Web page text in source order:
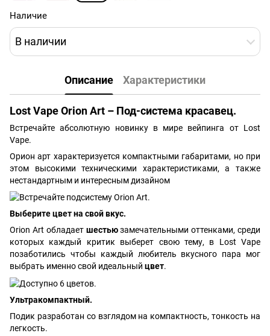
Наличие
В наличии
Описание Характеристики
Lost Vape Orion Art – Под-система красавец.
Встречайте абсолютную новинку в мире вейпинга от Lost
Vape.
Орион арт характеризуется компактными габаритами, но при
этом высокими техническими характеристиками, а также
нестандартным и интересным дизайном
Выберите цвет на свой вкус.
Orion Art обладает шестьюзамечательными оттенками, среди
которых каждый критик выберет свою тему, в Lost Vape
позаботились чтобы каждый любитель вкусного пара мог
выбрать именно свой идеальный цвет.
Ультракомпактный.
Подик разработан со взглядом на компактность, тонкость на
легкость.